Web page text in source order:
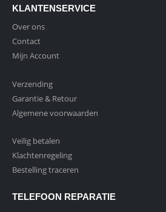
KLANTENSERVICE
Over ons
Contact
Mijn Account
Verzending
Garantie & Retour
Algemene voorwaarden
Veilig betalen
Klachtenregeling
Bestelling traceren
TELEFOON REPARATIE